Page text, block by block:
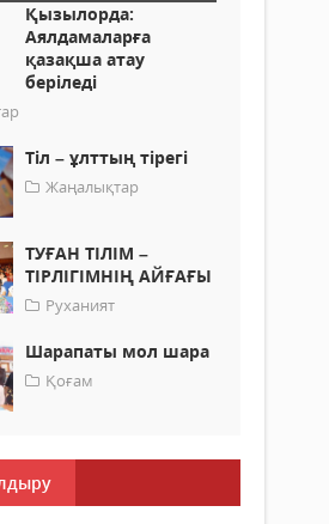
Қызылорда:
Аялдамаларға
қазақша атау
беріледі
Тіл – ұлттың тірегі
Жаңалықтар
ТУҒАН ТІЛІМ –
ТІРЛІГІМНІҢ АЙҒАҒЫ
Руханият
Шарапаты мол шара
Қоғам